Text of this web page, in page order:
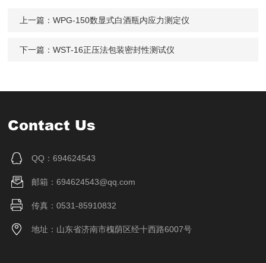
上一篇：WPG-150数显式白酒瓶内应力测定仪
下一篇：WST-16正压法包装密封性测试仪
Contact Us
QQ：694624543
邮箱：694624543@qq.com
传真：0531-85910832
地址：山东省济南市槐荫区经十西路6007号